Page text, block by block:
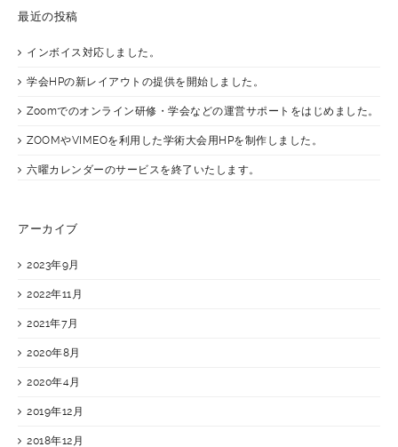
最近の投稿
インボイス対応しました。
学会HPの新レイアウトの提供を開始しました。
Zoomでのオンライン研修・学会などの運営サポートをはじめました。
ZOOMやVIMEOを利用した学術大会用HPを制作しました。
六曜カレンダーのサービスを終了いたします。
アーカイブ
2023年9月
2022年11月
2021年7月
2020年8月
2020年4月
2019年12月
2018年12月